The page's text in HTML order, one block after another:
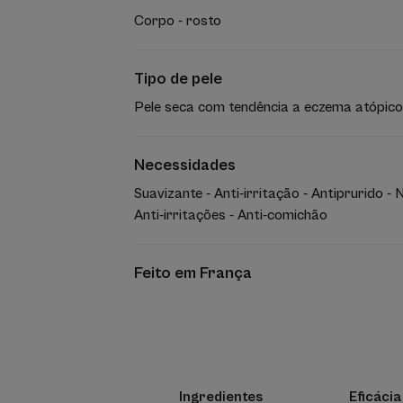
Corpo - rosto
Tipo de pele
Pele seca com tendência a eczema atópico
Necessidades
Suavizante - Anti-irritação - Antiprurido -
Anti-irritações - Anti-comichão
Feito em França
Ingredientes